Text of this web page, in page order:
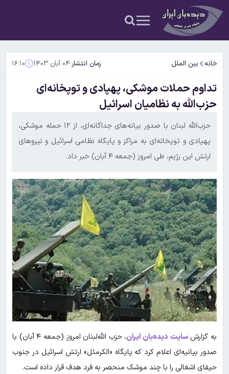
خانه بین الملل زمان انتشار:۰۴ آبان ۱۴۰۳ ۱۶:۱۰
تداوم حملات موشکی، پهپادی و توپخانه‌ای
حزب‌الله به نظامیان اسرائیل
حزب‌الله لبنان با صدور بیانه‌های جداگانه‌ای، از ۱۲ حمله موشکی،
پهپادی و توپخانه‌ای به مراکز و پایگاه نظامی اسرائیل و نیروهای
ارتش این رژیم، طی امروز (جمعه ۴ آبان) خبر داد.
به گزارشسایت دیده‌بان ایران
، حزب الله‌لبنان امروز (جمعه ۴ آبان) با
صدور بیانیه‌ای اعلام کرد که پایگاه «الکرمئل» ارتش اسرائیل در جنوب
حیفای اشغالی را با چند موشک منحصر به فرد هدف قرار داده است.